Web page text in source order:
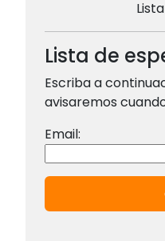
Lista de
Escriba a
avisaremos
Email: